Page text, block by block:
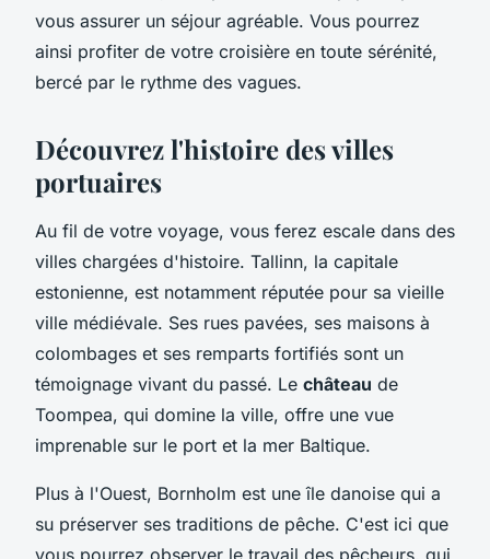
vous assurer un séjour agréable. Vous pourrez
ainsi profiter de votre croisière en toute sérénité,
bercé par le rythme des vagues.
Découvrez l'histoire des villes
portuaires
Au fil de votre voyage, vous ferez escale dans des
villes chargées d'histoire. Tallinn, la capitale
estonienne, est notamment réputée pour sa vieille
ville médiévale. Ses rues pavées, ses maisons à
colombages et ses remparts fortifiés sont un
témoignage vivant du passé. Le château de
Toompea, qui domine la ville, offre une vue
imprenable sur le port et la mer Baltique.
Plus à l'Ouest, Bornholm est une île danoise qui a
su préserver ses traditions de pêche. C'est ici que
vous pourrez observer le travail des pêcheurs, qui